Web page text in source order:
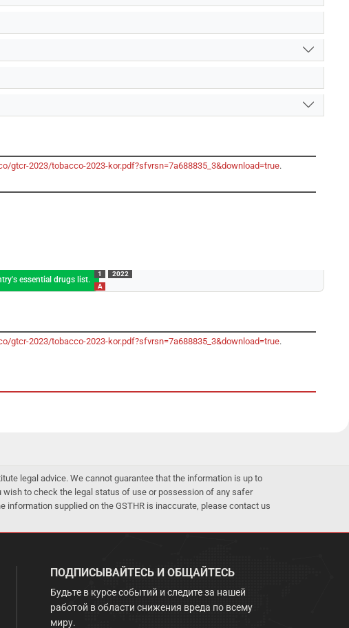
2023/tobacco-2023-kor.pdf?sfvrsn=7a688835_3&download=true.
essential drugs list.
1
A
2022
2023/tobacco-2023-kor.pdf?sfvrsn=7a688835_3&download=true.
legal advice. We cannot guarantee that the information is up to
to check the legal status of use or possession of any safer
information supplied on the GSTHR is inaccurate, please contact us
ПОДПИСЫВАЙТЕСЬ И ОБЩАЙТЕСЬ
Будьте в курсе событий и следите за нашей
работой в области снижения вреда по всему
миру.